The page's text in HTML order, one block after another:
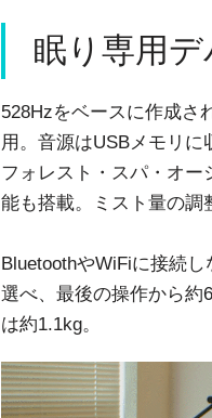
眠り専用デ
528Hzをベースに作成さ
用。音源はUSBメモリに
フォレスト・スパ・オ
能も搭載。ミスト量の調
BluetoothやWiFiに接続
選べ、最後の操作から約
は約1.1kg。